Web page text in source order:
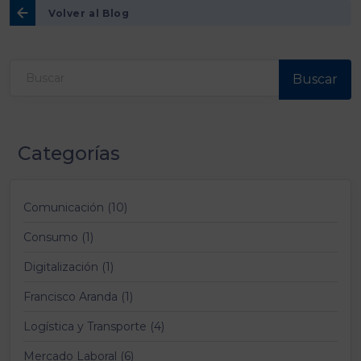
Volver al Blog
Buscar
Categorías
Comunicación (10)
Consumo (1)
Digitalización (1)
Francisco Aranda (1)
Logística y Transporte (4)
Mercado Laboral (6)